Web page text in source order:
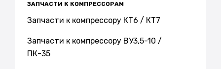
ЗАПЧАСТИ К КОМПРЕССОРАМ
Запчасти к компрессору КТ6 / КТ7
Запчасти к компрессору ВУ3,5-10 /
ПК-35